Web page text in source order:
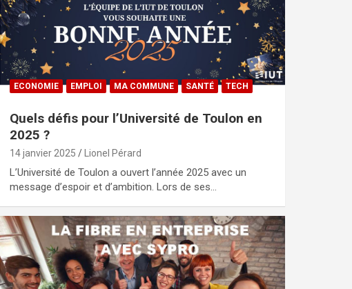
ECONOMIE EMPLOI MA COMMUNE SANTÉ TECH
Quels défis pour l’Université de Toulon en
2025 ?
14 janvier 2025 Lionel Pérard
L’Université de Toulon a ouvert l’année 2025 avec un
message d’espoir et d’ambition. Lors de ses…